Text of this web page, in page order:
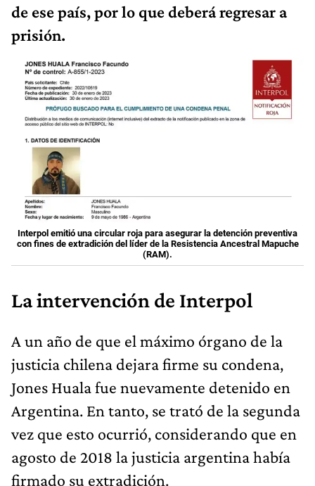
de ese país, por lo que deberá regresar a
prisión.
Interpol emitió una circular roja para asegurar la detención preventiva
con fines de extradición del líder de la Resistencia Ancestral Mapuche
(RAM).
La intervención de Interpol
A un año de que el máximo órgano de la
justicia chilena dejara firme su condena,
Jones Huala fue nuevamente detenido en
Argentina. En tanto, se trató de la segunda
vez que esto ocurrió, considerando que en
agosto de 2018 la justicia argentina había
firmado su extradición.